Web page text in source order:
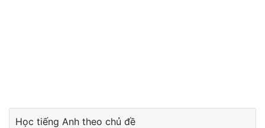
Học tiếng Anh theo chủ đề